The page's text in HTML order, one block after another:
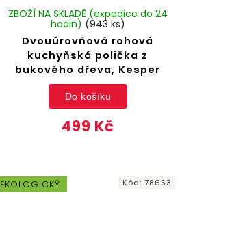
Dvouúrovňová rohová
kuchyňská polička z
bukového dřeva, Kesper
ZBOŽÍ NA SKLADĚ (expedice do 24
hodin) (943 ks)
499 Kč
Do košíku
EKOLOGICKÝ Kód:78653